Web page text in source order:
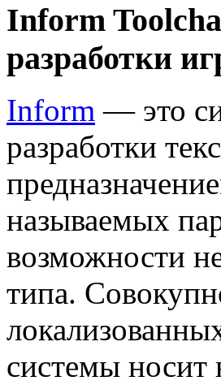
Inform
разработки
Inform — это
разработки
называемых
возможности
типа.
системы носит